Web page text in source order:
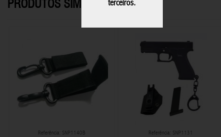
terceiros.
PRODUTOS SIMILARES
Referência: SNP1140B Referência: SNP1131